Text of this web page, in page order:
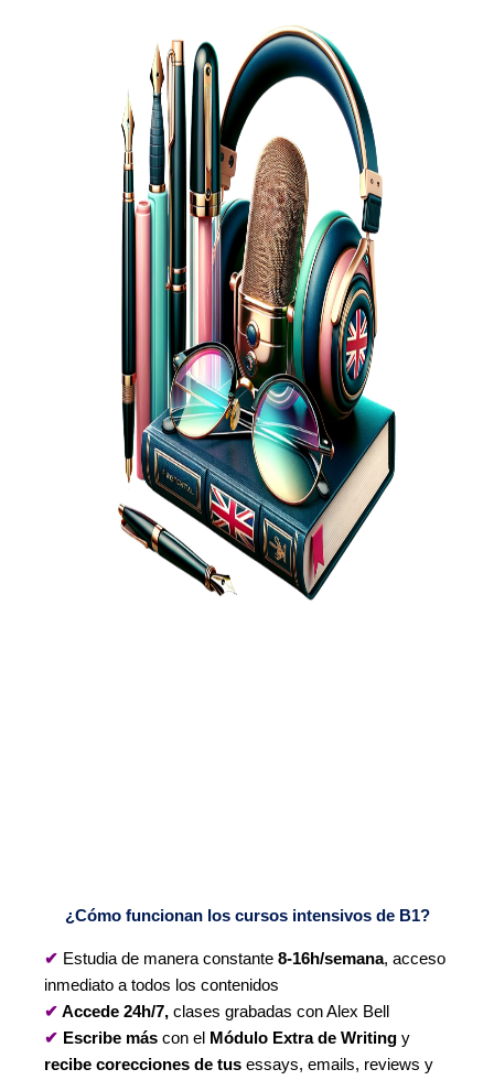
¿Cómo funcionan los cursos intensivos de B1?
✔ Estudia de manera constante 8-16h/semana, acceso
inmediato a todos los contenidos
✔ Accede 24h/7, clases grabadas con Alex Bell
✔ Escribe más con el Módulo Extra de Writing y
recibe corecciones de tus essays, emails, reviews y